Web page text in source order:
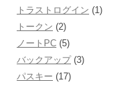
トラストログイン (1)
トークン (2)
ノートPC (5)
バックアップ(3)
パスキー (17)